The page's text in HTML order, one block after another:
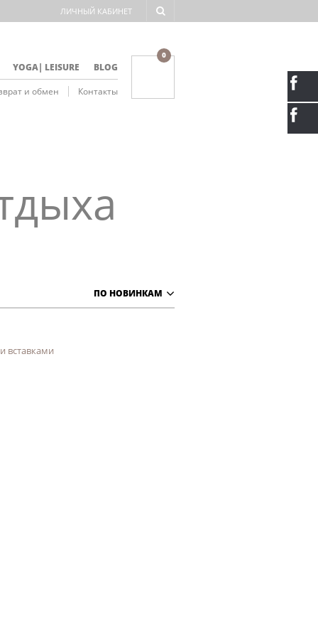
ЛИЧНЫЙ КАБИНЕТ
YOGA| LEISURE
BLOG
и обмен Контакты
0
ПО НОВИНКАМ
вставками
NAVIGATION